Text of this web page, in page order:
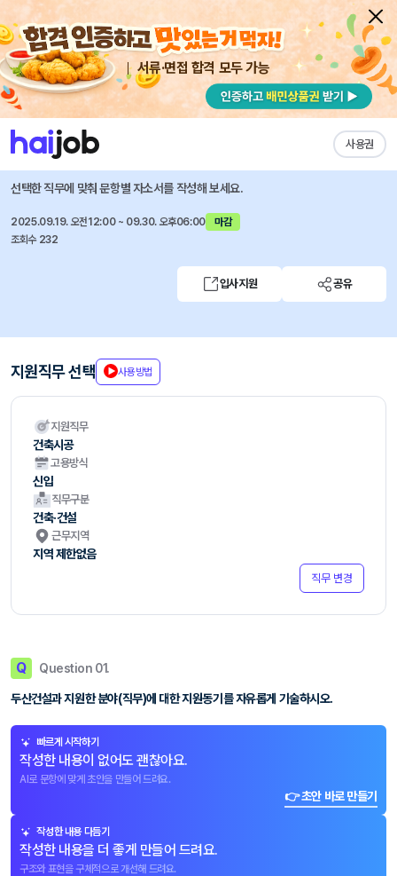
서류·면접 합격 모두 가능
사용권
채용공고 자소서 자유항목 자소서 내 작성목록
두산건설 즐겨찾기
2025년 하반기 신입사원 공개채용
선택한 직무에 맞춰 문항별 자소서를 작성해 보세요.
2025.09.19. 오전12:00 ~ 09.30. 오후06:00
마감
조회수 232
입사지원 공유
지원직무 선택 사용방법
지원직무
건축시공
고용방식
신입
직무구분
건축·건설
근무지역
지역 제한없음
직무 변경
Q Question 01.
두산건설과 지원한 분야(직무)에 대한 지원동기를 자유롭게 기술하시오.
빠르게 시작하기
작성한 내용이 없어도 괜찮아요.
AI로 문항에 맞게 초안을 만들어 드려요.
👉 초안 바로 만들기
작성한 내용 다듬기
작성한 내용을 더 좋게 만들어 드려요.
구조와 표현을 구체적으로 개선해 드려요.